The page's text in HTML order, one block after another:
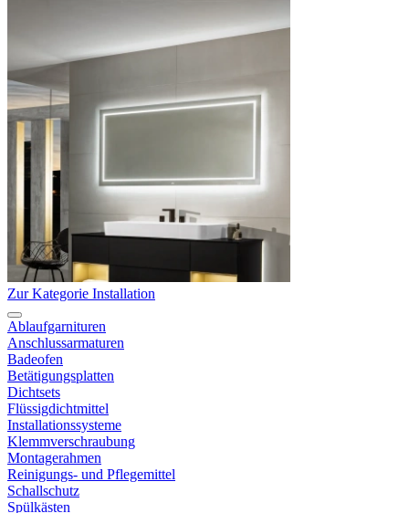
Zur Kategorie Installation
Ablaufgarnituren
Anschlussarmaturen
Badeofen
Betätigungsplatten
Dichtsets
Flüssigdichtmittel
Installationssysteme
Klemmverschraubung
Montagerahmen
Reinigungs- und Pflegemittel
Schallschutz
Spülkästen